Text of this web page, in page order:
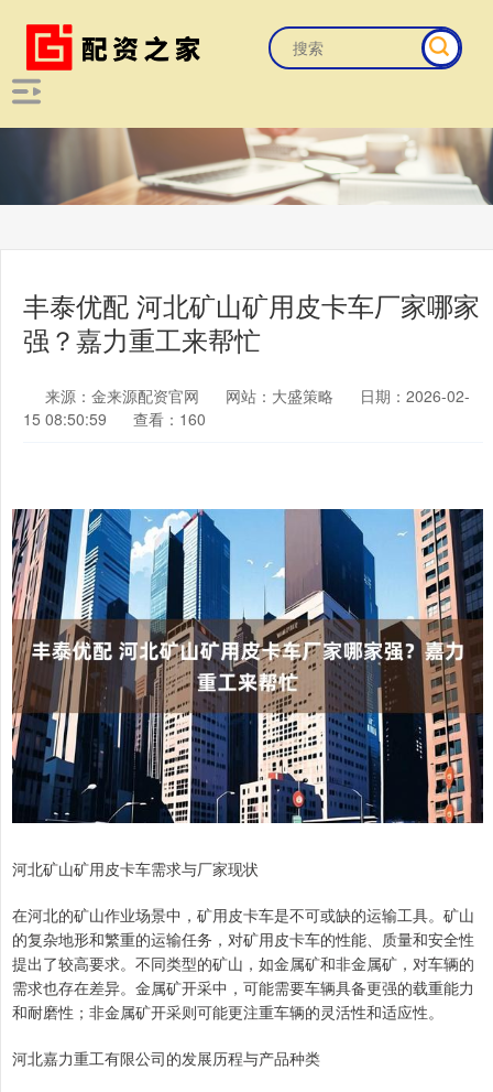
丰泰优配 河北矿山矿用皮卡车厂家哪家
强？嘉力重工来帮忙
来源：金来源配资官网 网站：大盛策略
日期：2026-02-
15 08:50:59
查看：160
河北矿山矿用皮卡车需求与厂家现状
在河北的矿山作业场景中，矿用皮卡车是不可或缺的运输工具。矿山
的复杂地形和繁重的运输任务，对矿用皮卡车的性能、质量和安全性
提出了较高要求。不同类型的矿山，如金属矿和非金属矿，对车辆的
需求也存在差异。金属矿开采中，可能需要车辆具备更强的载重能力
和耐磨性；非金属矿开采则可能更注重车辆的灵活性和适应性。
河北嘉力重工有限公司的发展历程与产品种类